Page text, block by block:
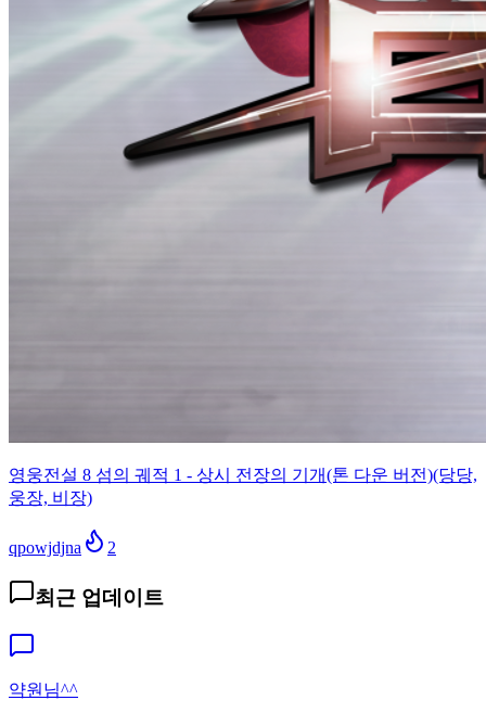
영웅전설 8 섬의 궤적 1 - 상시 전장의 기개(톤 다운 버전)(당당,
웅장, 비장)
qpowjdjna 2
최근 업데이트
약원님^^